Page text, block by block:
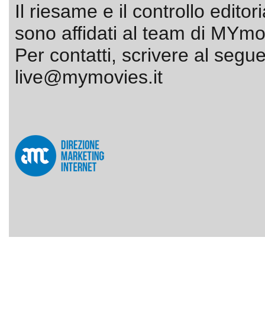
Il riesame e il controllo
sono affidati al team di
Per contatti, scrivere al
live@mymovies.it